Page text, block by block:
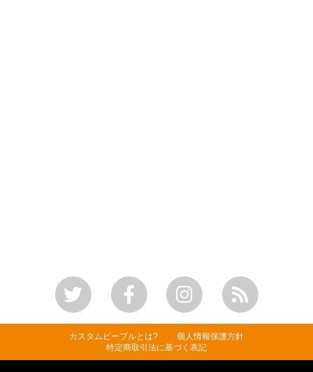
カスタムピープルとは?
個人情報保護方針
特定商取引法に基づく表記